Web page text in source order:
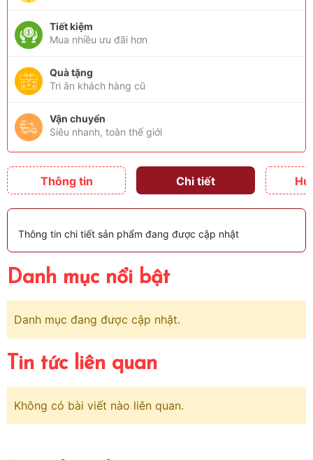
Tiết kiệm
Mua nhiều ưu đãi hơn
Quà tặng
Tri ân khách hàng cũ
Vận chuyển
Siêu nhanh, toàn thế giới
Thông tin Chi tiết
Thông tin chi tiết sản phẩm đang được cập nhật
Danh mục nổi bật
Danh mục đang được cập nhật.
Tin tức liên quan
Không có bài viết nào liên quan.